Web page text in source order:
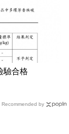
驗合格
Recommended by